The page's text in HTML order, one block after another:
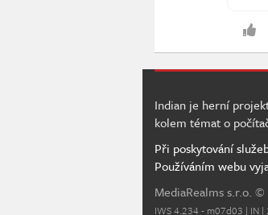
Indian je herní
kolem témat o
Při poskytování
Používáním webu
MediaRealms s.r.o. ©
IWS 4.234 - m07d03 | IN |